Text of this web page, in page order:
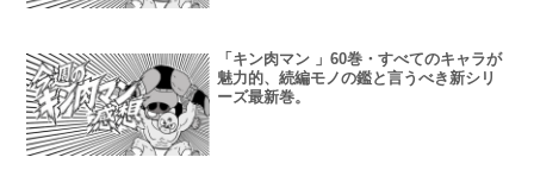
「キン肉マン 」60巻・すべてのキャラが
魅力的、続編モノの鑑と言うべき新シリ
ーズ最新巻。